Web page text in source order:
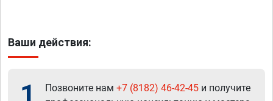
Ваши действия:
Позвоните нам +7 (8182) 46-42-45 и получите